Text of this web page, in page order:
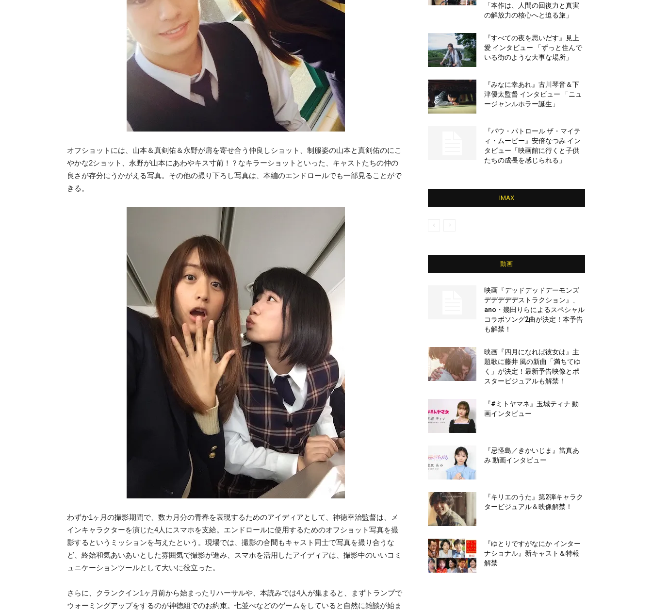
オフショットには、山本＆真剣佑＆永野が肩を寄せ合う仲良しショット、制服姿の山本と真剣佑のにこ
やかな2ショット、永野が山本にあわやキス寸前！？なキラーショットといった、キャストたちの仲の
良さが存分にうかがえる写真。その他の撮り下ろし写真は、本編のエンドロールでも一部見ることがで
きる。
わずか1ヶ月の撮影期間で、数カ月分の青春を表現するためのアイディアとして、神徳幸治監督は、メ
インキャラクターを演じた4人にスマホを支給。エンドロールに使用するためのオフショット写真を撮
影するというミッションを与えたという。現場では、撮影の合間もキャスト同士で写真を撮り合うな
ど、終始和気あいあいとした雰囲気で撮影が進み、スマホを活用したアイディアは、撮影中のいいコミ
ュニケーションツールとして大いに役立った。
さらに、クランクイン1ヶ月前から始まったリハーサルや、本読みでは4人が集まると、まずトランプで
ウォーミングアップをするのが神徳組でのお約束。七並べなどのゲームをしていると自然に雑談が始ま
「本作は、人間の回復力と真実
の解放力の核心へと迫る旅」
『すべての夜を思いだす』見上
愛 インタビュー 「ずっと住んで
いる街のような大事な場所」
『みなに幸あれ』古川琴音＆下
津優太監督 インタビュー 「ニュ
ージャンルホラー誕生」
『パウ・パトロール ザ・マイテ
ィ・ムービー』安倍なつみ イン
タビュー「映画館に行くと子供
たちの成長を感じられる」
IMAX
動画
映画『デッドデッドデーモンズ
デデデデデストラクション』、
ano・幾田りらによるスペシャル
コラボソング2曲が決定！本予告
も解禁！
映画『四月になれば彼女は』主
題歌に藤井 風の新曲「満ちてゆ
く」が決定！最新予告映像とポ
スタービジュアルも解禁！
『#ミトヤマネ』玉城ティナ 動
画インタビュー
『忌怪島／きかいじま』當真あ
み 動画インタビュー
『キリエのうた』第2弾キャラク
タービジュアル＆映像解禁！
『ゆとりですがなにか インター
ナショナル』新キャスト＆特報
解禁